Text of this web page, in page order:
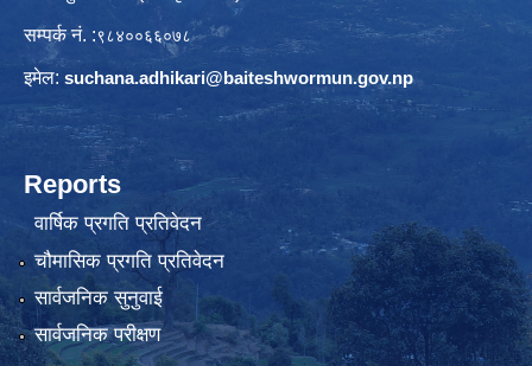
सम्पर्क नं. :९८४००६६०७८
इमेल: suchana.adhikari@baiteshwormun.gov.np
Reports
वार्षिक प्रगति प्रतिवेदन
चौमासिक प्रगति प्रतिवेदन
सार्वजनिक सुनुवाई
सार्वजनिक परीक्षण